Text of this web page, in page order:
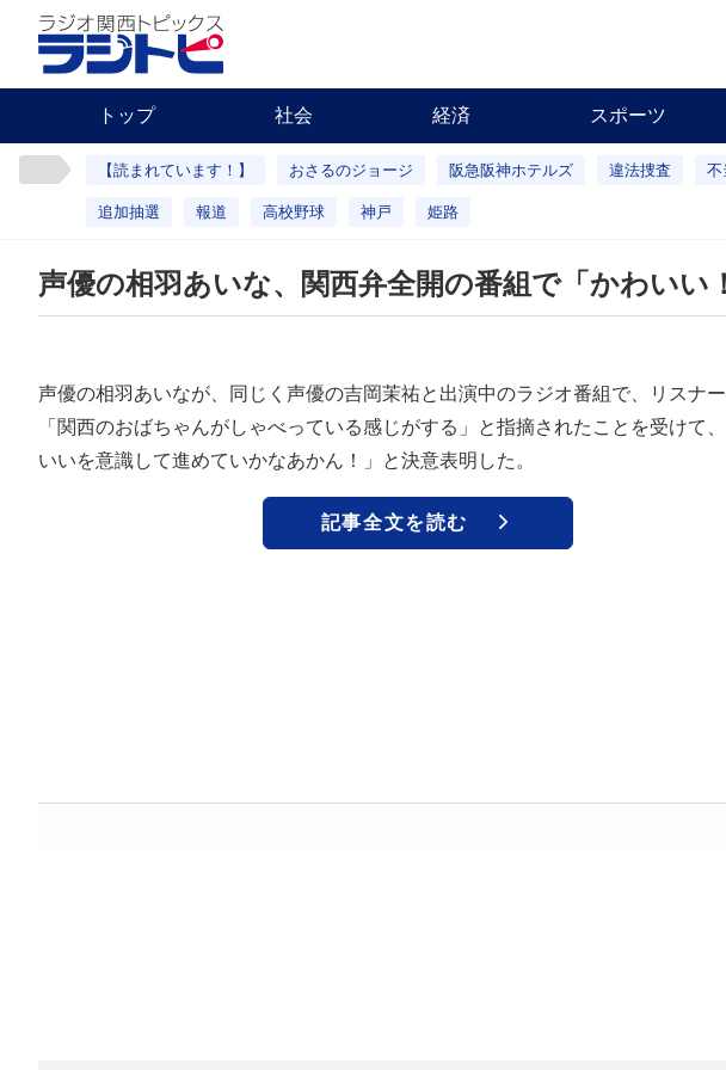
トップ 社会 経済 スポーツ
【読まれています！】 おさるのジョージ 阪急阪神ホテルズ 違法捜査 不
追加抽選 報道 高校野球 神戸 姫路
声優の相羽あいな、関西弁全開の番組で「かわいい
声優の相羽あいなが、同じく声優の吉岡茉祐と出演中のラジオ番組で、リスナ
「関西のおばちゃんがしゃべっている感じがする」と指摘されたことを受けて
いいを意識して進めていかなあかん！」と決意表明した。
記事全文を読む